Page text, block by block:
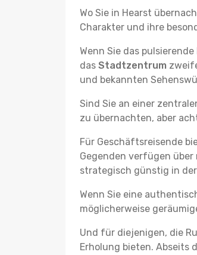
Wo Sie in Hearst
Charakter und ihre
Wenn Sie das
das Stadtzentrum
und bekannten
Sind Sie an einer
zu übernachten, aber
Für Geschäftsreisende
Gegenden verfügen
strategisch günstig in
Wenn Sie eine
möglicherweise
Und für diejenigen, die
Erholung bieten. Abseits